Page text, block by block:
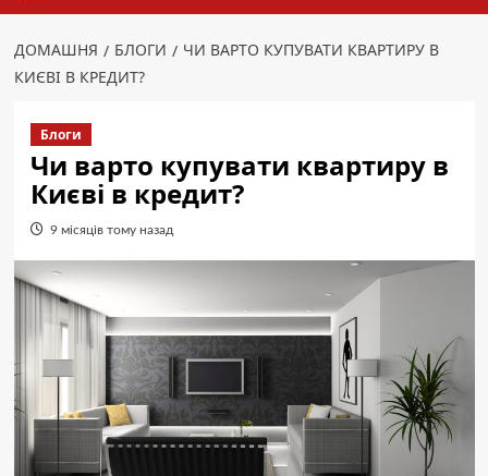
ДОМАШНЯ БЛОГИ
ЧИ ВАРТО КУПУВАТИ КВАРТИРУ В
КИЄВІ В КРЕДИТ?
Блоги
Чи варто купувати квартиру в
Києві в кредит?
9 місяців тому назад